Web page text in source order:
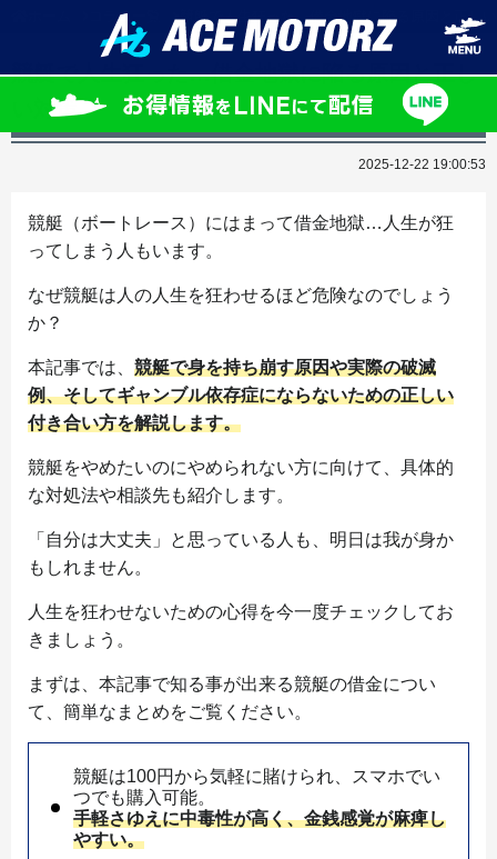
コラム一覧 競艇で人生狂った…借金地獄に陥る原因と正し
競艇で人生狂った…借金地獄に陥る原因と正し
い対策
2025-12-22 19:00:53
競艇（ボートレース）にはまって借金地獄…人生が狂
ってしまう人もいます。
なぜ競艇は人の人生を狂わせるほど危険なのでしょう
か？
本記事では、 競艇で身を持ち崩す原因や実際の破滅
例、そしてギャンブル依存症にならないための正しい
付き合い方を解説します。
競艇をやめたいのにやめられない方に向けて、具体的
な対処法や相談先も紹介します。
「自分は大丈夫」と思っている人も、明日は我が身か
もしれません。
人生を狂わせないための心得を今一度チェックしてお
きましょう。
まずは、本記事で知る事が出来る競艇の借金につい
て、簡単なまとめをご覧ください。
競艇は100円から気軽に賭けられ、スマホでい
つでも購入可能。
手軽さゆえに中毒性が高く、金銭感覚が麻痺し
やすい。